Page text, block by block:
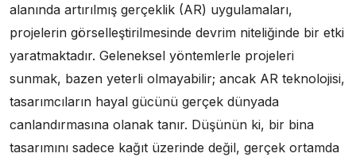
alanında artırılmış gerçeklik (AR) uygulamaları,
projelerin görselleştirilmesinde devrim niteliğinde bir etki
yaratmaktadır. Geleneksel yöntemlerle projeleri
sunmak, bazen yeterli olmayabilir; ancak AR teknolojisi,
tasarımcıların hayal gücünü gerçek dünyada
canlandırmasına olanak tanır. Düşünün ki, bir bina
tasarımını sadece kağıt üzerinde değil, gerçek ortamda